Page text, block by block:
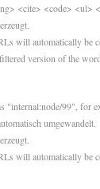
<cite> <code>
will automatically be
version of the
"internal:node/99", for
umgewandelt.
will automatically be